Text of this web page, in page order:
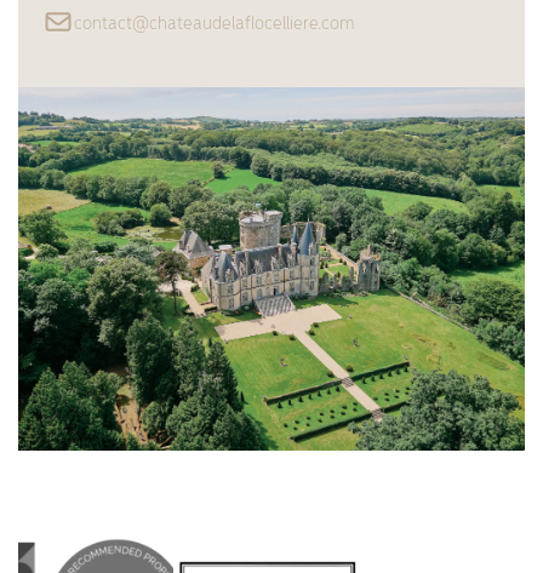
contact@chateaudelaflocelliere.com